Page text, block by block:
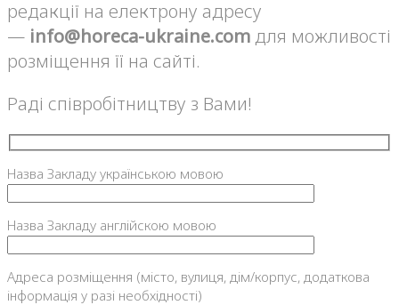
редакції на електрону адресу
— info@horeca-ukraine.com для можливості
розміщення її на сайті.
Раді співробітництву з Вами!
Назва Закладу українською мовою
Назва Закладу англійскою мовою
Адреса розміщення (місто, вулиця, дім/корпус, додаткова
інформація у разі необхідності)